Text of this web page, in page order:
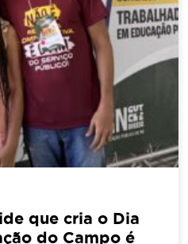
que cria o Dia
do Campo é